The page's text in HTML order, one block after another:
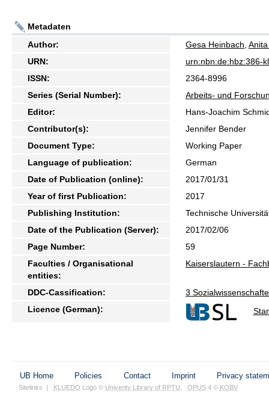
Metadaten
Author:
Gesa Heinbach
URN:
urn:nbn:de:hbz:386-
ISSN:
2364-8996
Series (Serial Number):
Arbeits- und
Editor:
Hans-Joachim
Contributor(s):
Jennifer Bender
Document Type:
Working Paper
Language of publication:
German
Date of Publication (online):
2017/01/31
Year of first Publication:
2017
Publishing Institution:
Technische
Date of the Publication (Server):
2017/02/06
Page Number:
59
Faculties / Organisational
entities:
Kaiserslautern -
DDC-Cassification:
3
Licence (German):
UB Home Policies Contact Imprint Privacy
Sitelinks | KLUEDO Logo © Univerity Library of RPTU OPUS4 © KOBV